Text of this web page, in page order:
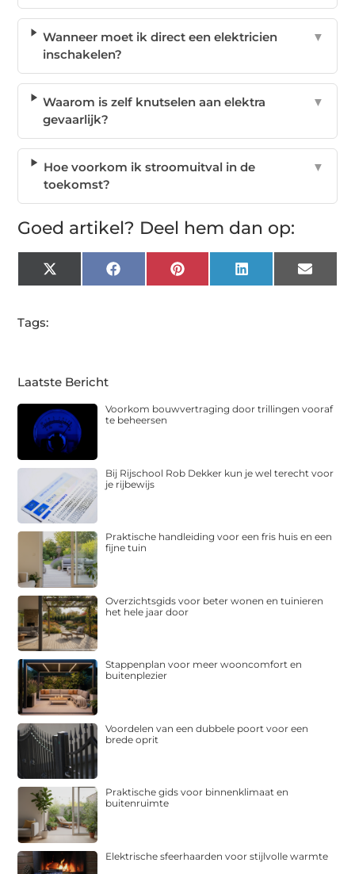
Wanneer moet ik direct een elektricien
inschakelen?
▼
Waarom is zelf knutselen aan elektra
gevaarlijk?
▼
Hoe voorkom ik stroomuitval in de
toekomst?
▼
Goed artikel? Deel hem dan op:
X
(Twitter)
FacebookPinterest LinkedIn Email
Tags:
Laatste Bericht
Voorkom bouwvertraging door trillingen vooraf
te beheersen
Bij Rijschool Rob Dekker kun je wel terecht voor
je rijbewijs
Praktische handleiding voor een fris huis en een
fijne tuin
Overzichtsgids voor beter wonen en tuinieren
het hele jaar door
Stappenplan voor meer wooncomfort en
buitenplezier
Voordelen van een dubbele poort voor een
brede oprit
Praktische gids voor binnenklimaat en
buitenruimte
Elektrische sfeerhaarden voor stijlvolle warmte